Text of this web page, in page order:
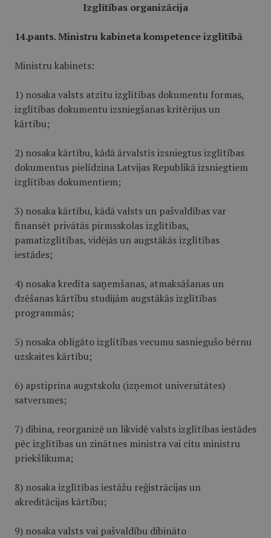
Izglītības organizācija
14.pants. Ministru kabineta kompetence izglītībā
Ministru kabinets:
1) nosaka valsts atzītu izglītības dokumentu formas,
izglītības dokumentu izsniegšanas kritērijus un
kārtību;
2) nosaka kārtību, kādā ārvalstīs izsniegtus izglītības
dokumentus pielīdzina Latvijas Republikā izsniegtiem
izglītības dokumentiem;
3) nosaka kārtību, kādā valsts un pašvaldības var
finansēt privātās pirmsskolas izglītības,
pamatizglītības, vidējās un augstākās izglītības
iestādes;
4) nosaka kredīta saņemšanas, atmaksāšanas un
dzēšanas kārtību studijām augstākās izglītības
programmās;
5) nosaka obligāto izglītības vecumu sasniegušo bērnu
uzskaites kārtību;
6) apstiprina augstskolu (izņemot universitātes)
satversmes;
7) dibina, reorganizē un likvidē valsts izglītības iestādes
pēc izglītības un zinātnes ministra vai citu ministru
priekšlikuma;
8) nosaka izglītības iestāžu reģistrācijas un
akreditācijas kārtību;
9) nosaka valsts vai pašvaldību dibināto